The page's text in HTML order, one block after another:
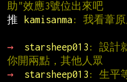
助"效應3號位出來吧
推
kamisanma: 我看葦原
→
starsheep013 : 設計
你開兩點，其他人眾
→
starsheep013 : 生平